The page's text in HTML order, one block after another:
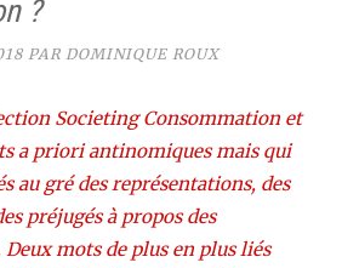
?
PAR DOMINIQUE ROUX
Societing Consommation et
a priori antinomiques mais qui
au gré des représentations, des
préjugés à propos des
Deux mots de plus en plus liés